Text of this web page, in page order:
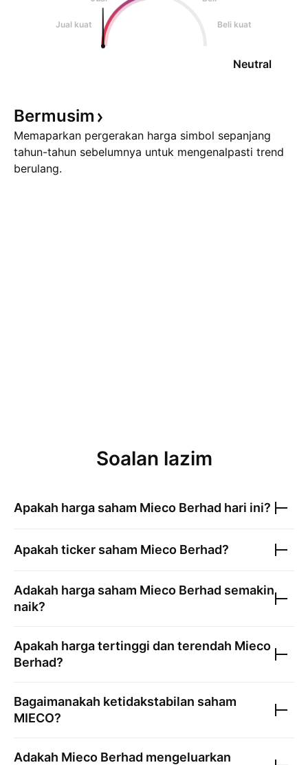
Jual kuat Beli kuat
Neutral
Bermusim
Memaparkan pergerakan harga simbol sepanjang
tahun-tahun sebelumnya untuk mengenalpasti trend
berulang.
Soalan lazim
Apakah harga saham Mieco Berhad hari ini?
Apakah ticker saham Mieco Berhad?
Adakah harga saham Mieco Berhad semakin
naik?
Apakah harga tertinggi dan terendah Mieco
Berhad?
Bagaimanakah ketidakstabilan saham
MIECO?
Adakah Mieco Berhad mengeluarkan